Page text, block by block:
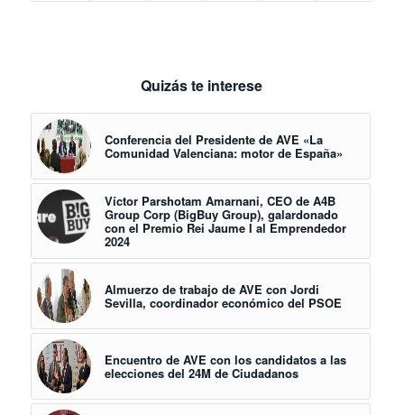
Quizás te interese
Conferencia del Presidente de AVE «La
Comunidad Valenciana: motor de España»
Víctor Parshotam Amarnani, CEO de A4B
Group Corp (BigBuy Group), galardonado
con el Premio Rei Jaume I al Emprendedor
2024
Almuerzo de trabajo de AVE con Jordi
Sevilla, coordinador económico del PSOE
Encuentro de AVE con los candidatos a las
elecciones del 24M de Ciudadanos